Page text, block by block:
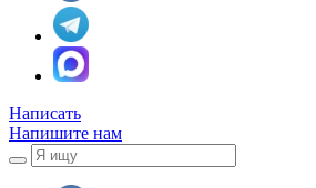
Написать
Напишите нам